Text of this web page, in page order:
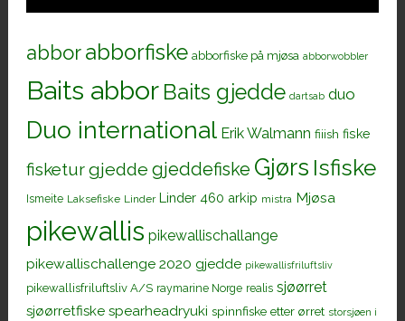
abborabborfiske abborfiske på mjøsa abborwobbler
Baits abbor Baits gjedde dartsab duo
Duo international Erik Walmann fiiish fiske
fisketurgjedde gjeddefiske Gjørs Isfiske
Ismeite Laksefiske Linder Linder 460 arkip mistra Mjøsa
pikewallis pikewallischallange
pikewallischallenge 2020 gjedde pikewallisfriluftsliv
pikewallisfriluftsliv A/S raymarine Norge realis sjøørret
sjøørretfiske spearheadryuki spinnfiske etter ørret storsjøen i